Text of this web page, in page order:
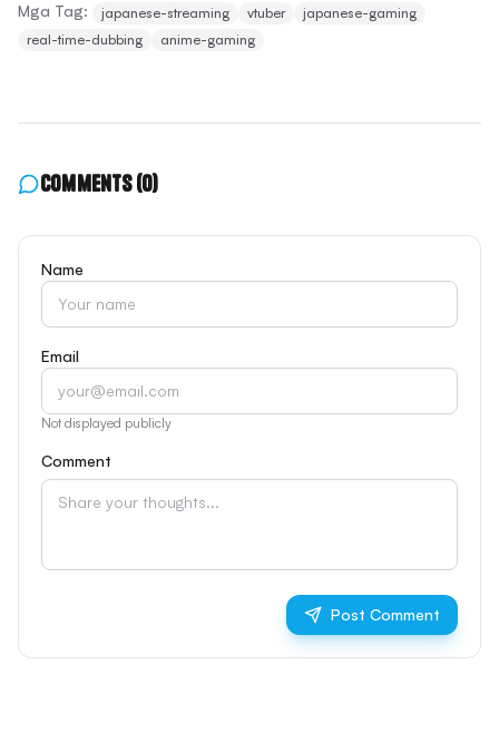
Mga Tag: japanese-streaming vtuber
japanese-gaming
real-time-dubbing
anime-gaming
Comments(0)
Name
Email
Not displayed publicly
Comment
Post Comment